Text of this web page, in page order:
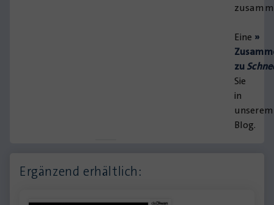
Eine »
zu
Sie
in
unserem
Blog.
Ergänzend erhältlich: